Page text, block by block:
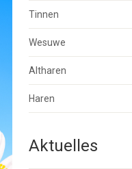
Tinnen
Wesuwe
Altharen
Haren
Aktuelles